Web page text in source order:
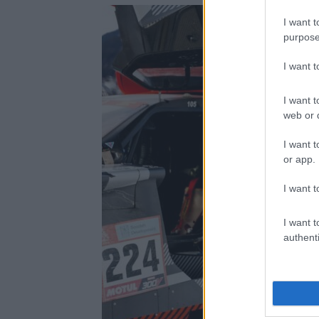
I want
I want
I want
web or
I want
or app.
I want
I want